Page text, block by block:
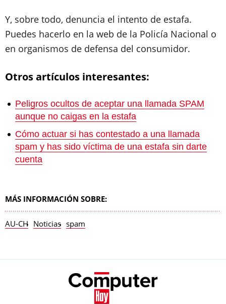
Y, sobre todo, denuncia el intento de estafa.
Puedes hacerlo en la web de la Policía Nacional o
en organismos de defensa del consumidor.
Otros artículos interesantes:
Peligros ocultos de aceptar una llamada SPAM
aunque no caigas en la estafa
Cómo actuar si has contestado a una llamada
spam y has sido víctima de una estafa sin darte
cuenta
MÁS INFORMACIÓN SOBRE:
AU-CH Noticias spam